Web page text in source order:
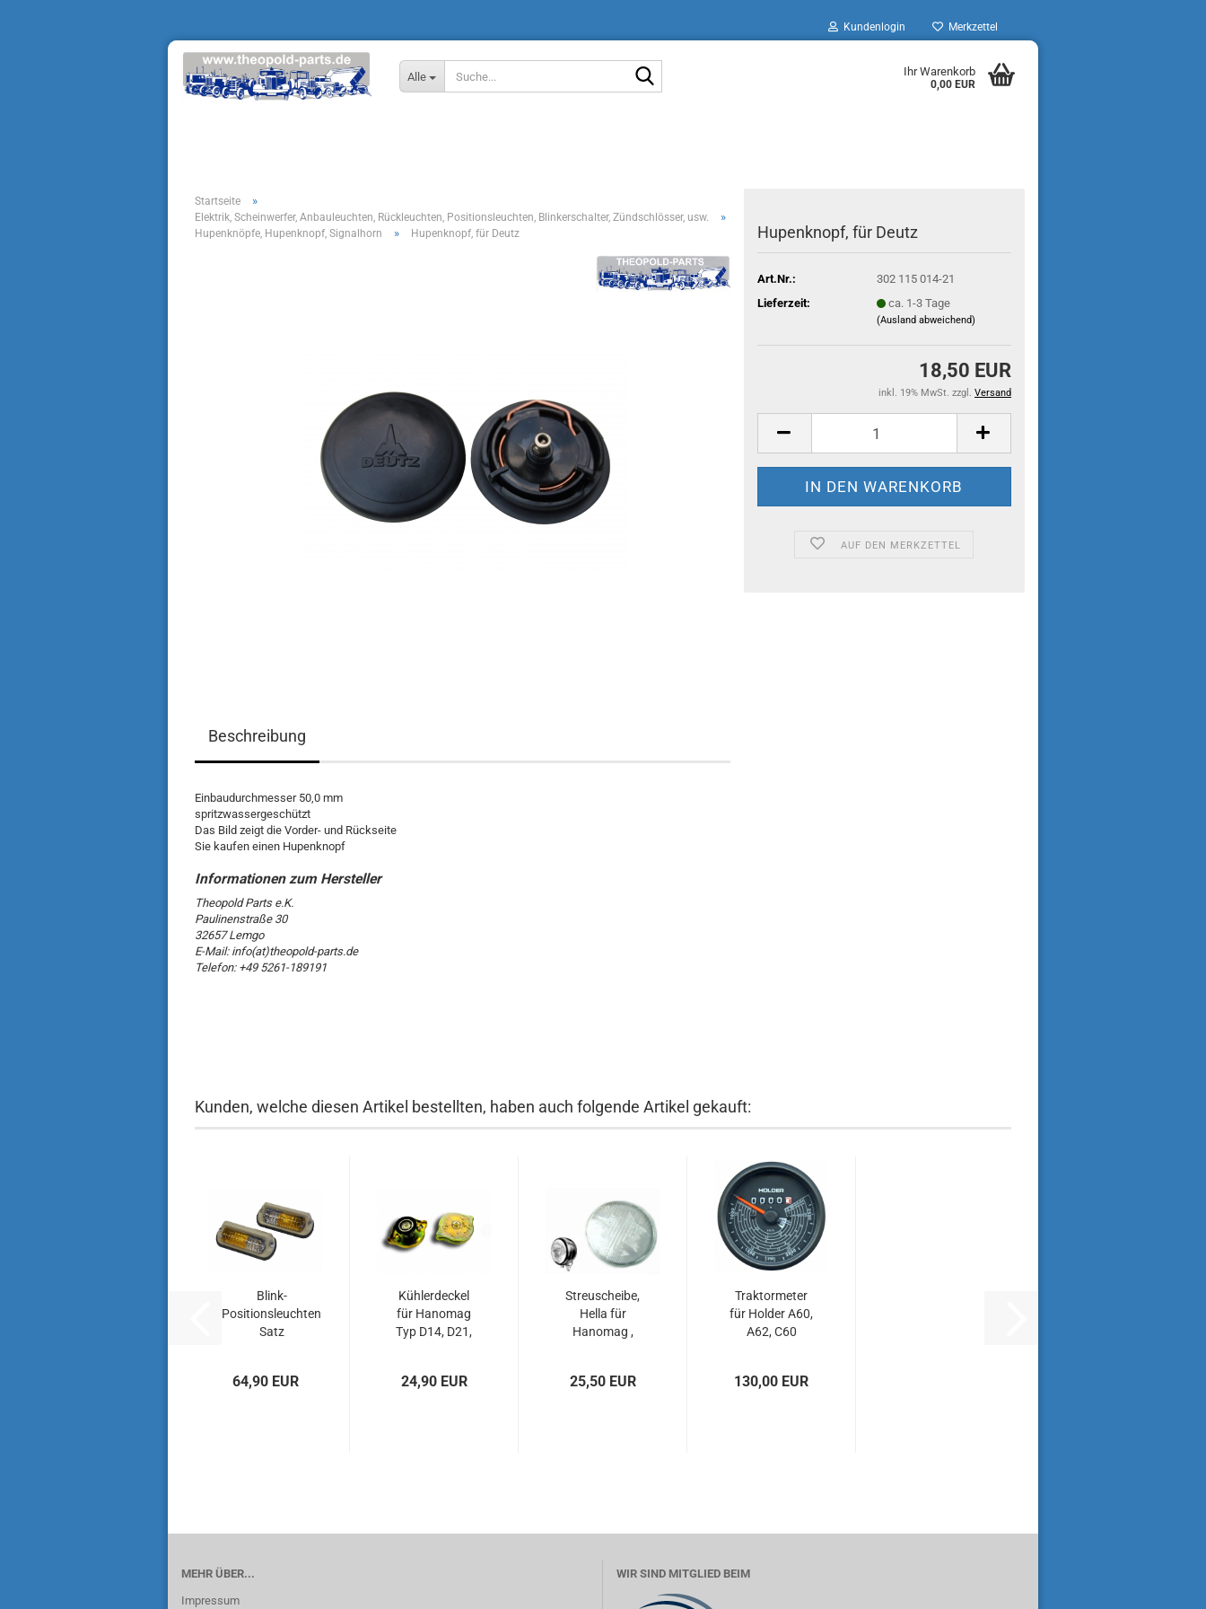
Kundenlogin Merkzettel
Alle Ihr Warenkorb
0,00 EUR
Startseite »
Elektrik, Scheinwerfer, Anbauleuchten, Rückleuchten, Positionsleuchten, Blinkerschalter, Zündschlösser, usw. »
Hupenknöpfe, Hupenknopf, Signalhorn » Hupenknopf, für Deutz Hupenknopf, für Deutz
Art.Nr.:
302 115 014-21
Lieferzeit:
ca. 1-3 Tage
(Ausland abweichend)
18,50 EUR
inkl. 19% MwSt. zzgl. Versand
AUF DEN MERKZETTEL
Beschreibung
Einbaudurchmesser 50,0 mm
spritzwassergeschützt
Das Bild zeigt die Vorder- und Rückseite
Sie kaufen einen Hupenknopf
Theopold Parts e.K.
Paulinenstraße 30
32657 Lemgo
E-Mail: info(at)theopold-parts.de
Telefon: +49 5261-189191
Kunden, welche diesen Artikel bestellten, haben auch folgende Artikel gekauft:
Blink-
Positionsleuchten
Satz
64,90 EUR
Kühlerdeckel
für Hanomag
Typ D14, D21,
24,90 EUR
Streuscheibe,
Hella für
Hanomag ,
25,50 EUR
Traktormeter
für Holder A60,
A62, C60
130,00 EUR
MEHR ÜBER...
Impressum
WIR SIND MITGLIED BEIM